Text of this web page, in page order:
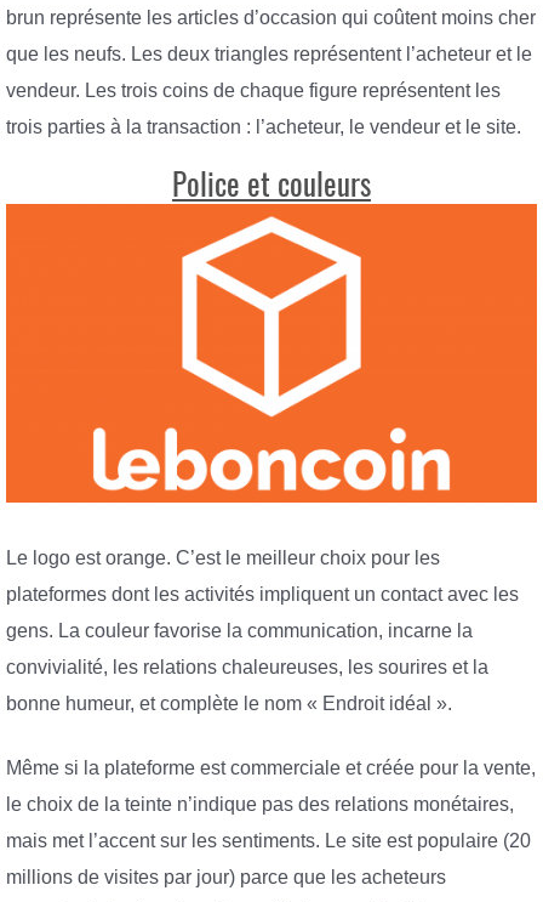
brun représente les articles d’occasion qui coûtent moins cher
que les neufs. Les deux triangles représentent l’acheteur et le
vendeur. Les trois coins de chaque figure représentent les
trois parties à la transaction : l’acheteur, le vendeur et le site.
Police et couleurs
Le logo est orange. C’est le meilleur choix pour les
plateformes dont les activités impliquent un contact avec les
gens. La couleur favorise la communication, incarne la
convivialité, les relations chaleureuses, les sourires et la
bonne humeur, et complète le nom « Endroit idéal ».
Même si la plateforme est commerciale et créée pour la vente,
le choix de la teinte n’indique pas des relations monétaires,
mais met l’accent sur les sentiments. Le site est populaire (20
millions de visites par jour) parce que les acheteurs